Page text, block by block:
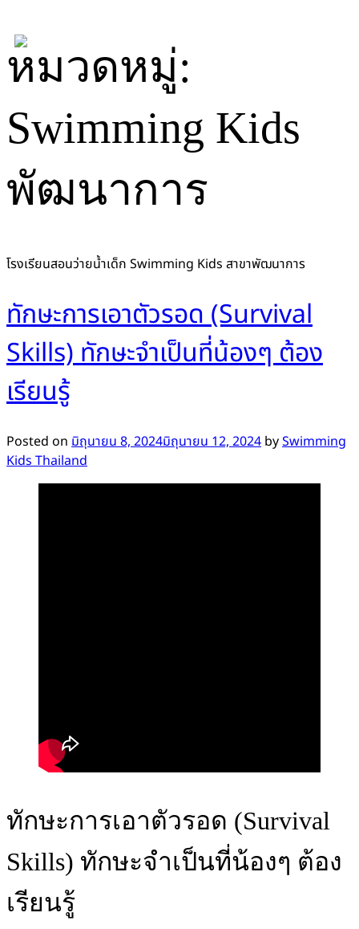
Skip
to
content
หมวดหมู่:
Swimming Kids
พัฒนาการ
โรงเรียนสอนว่ายน้ำเด็ก Swimming Kids สาขาพัฒนาการ
ทักษะการเอาตัวรอด (Survival
Skills) ทักษะจำเป็นที่น้องๆ ต้อง
เรียนรู้
Posted on มิถุนายน 8, 2024มิถุนายน 12, 2024 bySwimming
Kids Thailand
ทักษะการเอาตัวรอด (Survival
Skills) ทักษะจำเป็นที่น้องๆ ต้อง
เรียนรู้